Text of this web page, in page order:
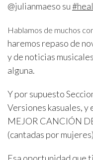
@julianmaeso su
Hablamos de muchos
haremos repaso de
y de noticias
alguna.
Y por supuesto
Versiones kasuales, y
MEJOR CANCIÓN
(cantadas por